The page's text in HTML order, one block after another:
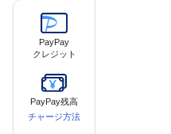
PayPay
クレジット
PayPay残高
チャージ方法